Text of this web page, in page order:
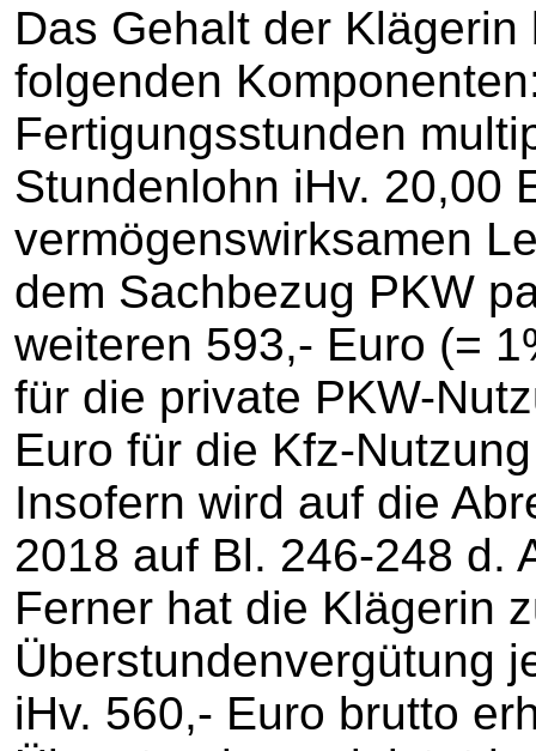
Das Gehalt der
folgenden
Fertigungsstunden
Stundenlohn iHv. 20,00
vermögenswirksamen
dem Sachbezug PKW
weiteren 593,- Euro (=
für die private PKW-
Euro für die Kfz-
Insofern wird auf die
2018 auf Bl. 246-248 d.
Ferner hat die Klägerin
Überstundenvergütung
iHv. 560,- Euro brutto